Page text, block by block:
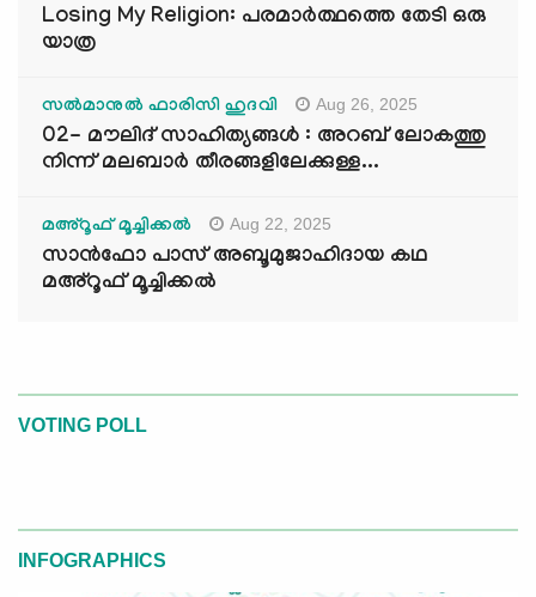
Losing My Religion: പരമാർത്ഥത്തെ തേടി ഒരു
യാത്ര
സൽമാനുൽ ഫാരിസി ഹുദവി Aug 26, 2025
02- മൗലിദ് സാഹിത്യങ്ങൾ : അറബ് ലോകത്തു
നിന്ന് മലബാർ തീരങ്ങളിലേക്കുള്ള...
മഅ്റൂഫ് മൂച്ചിക്കല്‍ Aug 22, 2025
സാൻഫോ പാസ് അബൂമുജാഹിദായ കഥ
മഅ്റൂഫ് മൂച്ചിക്കല്‍
VOTING POLL
INFOGRAPHICS